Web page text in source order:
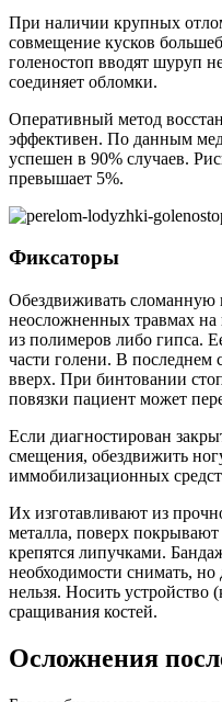
При наличии крупных
совмещение кусков
голеностоп вводят шуруп
соединяет обломки.
Оперативный метод
эффективен. По данным
успешен в 90% случаев.
превышает 5%.
Фиксаторы
Обездвиживать сломанную
неосложненных травмах на
из полимеров либо гипса.
части голени. В последнем
вверх. При бинтовании
повязки пациент может
Если диагностирован
смещения, обездвижить
иммобилизационных
Их изготавливают из
металла, поверх
крепятся липучками.
необходимости снимать, но
нельзя. Носить устройство
сращивания костей.
Осложнения